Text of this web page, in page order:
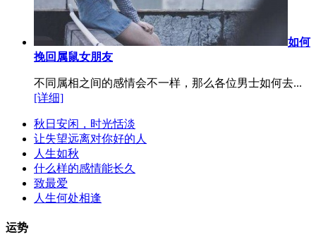
如何
挽回属鼠女朋友
不同属相之间的感情会不一样，那么各位男士如何去...
[详细]
秋日安闲，时光恬淡
让失望远离对你好的人
人生如秋
什么样的感情能长久
致最爱
人生何处相逢
运势